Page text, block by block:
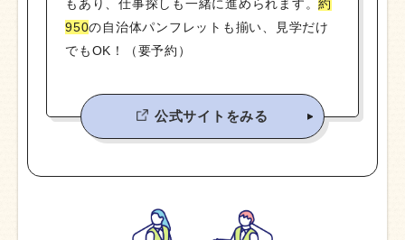
もあり、仕事探しも一緒に進められます。約
950の自治体パンフレットも揃い、見学だけ
でもOK！（要予約）
公式サイトをみる